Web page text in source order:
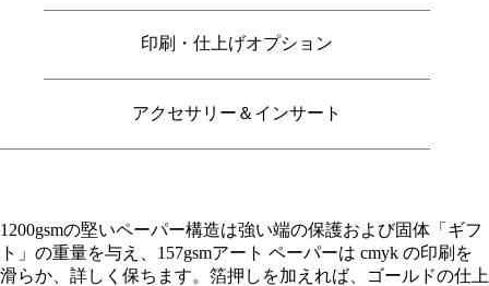
印刷・仕上げオプション
アクセサリー＆インサート
1200gsmの堅いペーパー構造は強い端の保護および固体「ギフ
ト」の重量を与え、157gsmアート ペーパーは cmyk の印刷を
滑らか、詳しく保ちます。箔押しを加えれば、ゴールドの仕上